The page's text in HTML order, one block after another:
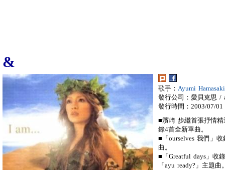
&
歌手： Ayumi
發行公司：愛貝克思 /
發行時間：2003/07/01
■濱崎 步繼首張抒情
錄4首全新單曲。
■「ourselves 我們」
曲。
■「Greatful days」收
「ayu ready?」主題曲